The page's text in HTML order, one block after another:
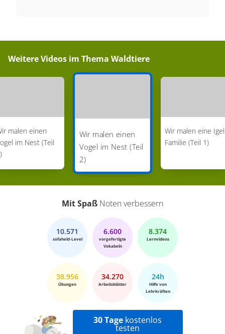
Weitere Videos im Thema Waldtiere
malen einen
im Nest (Teil
Wir malen einen
Vogel im Nest (Teil
2)
Wir malen eine Igel
Familie (Teil 1)
Mit Spaß Noten verbessern
10.571
sofaheld-Level
6.600
vorgefertigte
Vokabeln
8.374
Lernvideos
38.956
Übungen
34.270
Arbeitsblätter
24h
Hilfe von
Lehrkräften
30 Tage kostenlos
testen